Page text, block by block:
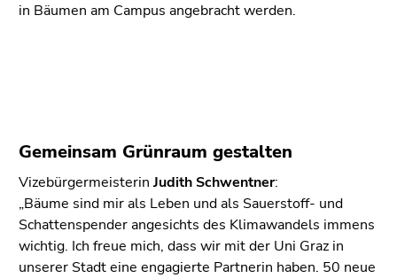
in Bäumen am Campus angebracht werden.
Gemeinsam Grünraum gestalten
Vizebürgermeisterin Judith Schwentner:
„Bäume sind mir als Leben und als Sauerstoff- und
Schattenspender angesichts des Klimawandels immens
wichtig. Ich freue mich, dass wir mit der Uni Graz in
unserer Stadt eine engagierte Partnerin haben. 50 neue